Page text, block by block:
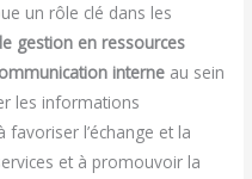
un rôle clé dans les
gestion en ressources
interne au sein
les informations
l’échange et la
et à promouvoir la